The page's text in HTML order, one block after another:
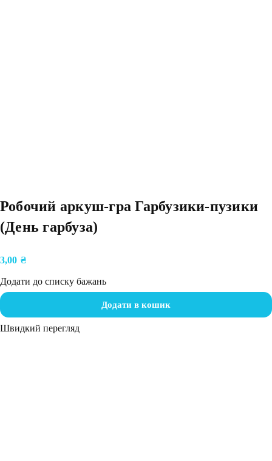
Робочий аркуш-гра Гарбузики-пузики
(День гарбуза)
3,00 ₴
Додати до списку бажань
Додати в кошик
Швидкий перегляд